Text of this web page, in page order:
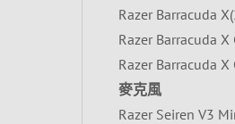
Razer Barracuda
Razer Barracuda
Razer Barracuda
麥克風
Razer Seiren V3